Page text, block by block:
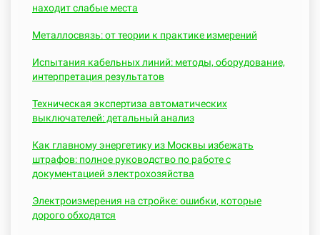
находит слабые места
Металлосвязь: от теории к практике измерений
Испытания кабельных линий: методы, оборудование,
интерпретация результатов
Техническая экспертиза автоматических
выключателей: детальный анализ
Как главному энергетику из Москвы избежать
штрафов: полное руководство по работе с
документацией электрохозяйства
Электроизмерения на стройке: ошибки, которые
дорого обходятся